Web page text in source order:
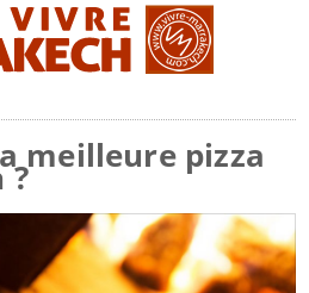
meilleure pizza
?